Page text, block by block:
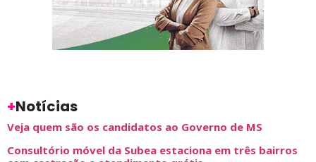
+Notícias
Veja quem são os candidatos ao Governo de MS
Consultório móvel da Subea estaciona em três bairros